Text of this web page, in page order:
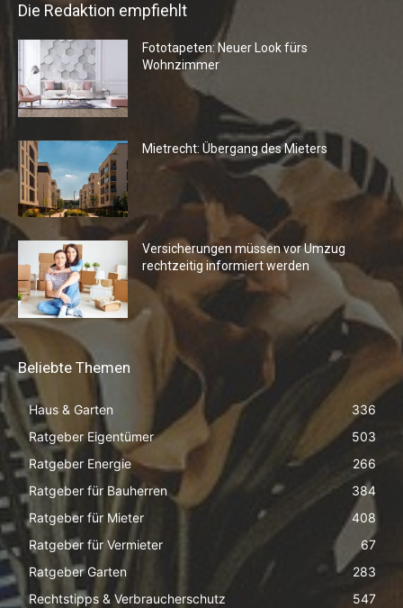
Die Redaktion empfiehlt
Fototapeten: Neuer Look fürs
Wohnzimmer
Mietrecht: Übergang des Mieters
Versicherungen müssen vor Umzug
rechtzeitig informiert werden
Beliebte Themen
Haus & Garten
336
Ratgeber Eigentümer
503
Ratgeber Energie
266
Ratgeber für Bauherren
384
Ratgeber für Mieter
408
Ratgeber für Vermieter
67
Ratgeber Garten
283
Rechtstipps & Verbraucherschutz
547